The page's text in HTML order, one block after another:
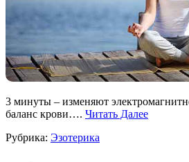
3 минуты – изменяют
баланс крови…. Читать Далее
Рубрика: Эзотерика